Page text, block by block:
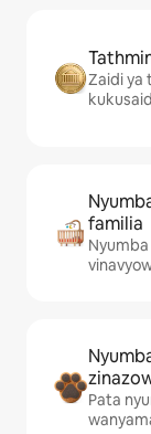
Zaidi ya
familia
Pata